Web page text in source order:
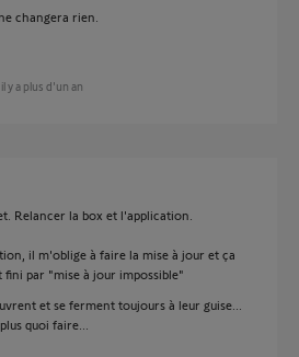
changera rien.
il y a plus d'un an
Relancer la box et l'application.
il m'oblige à faire la mise à jour et ça
par "mise à jour impossible"
et se ferment toujours à leur guise...
quoi faire...